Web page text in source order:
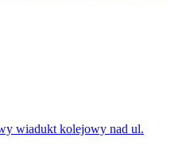
wiadukt kolejowy nad ul.